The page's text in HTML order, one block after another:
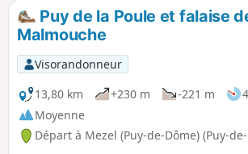
Puy de la Poule et falaise
Malmouche
Visorandonneur
13,80 km
+230 m -221 m
Moyenne
Départ à Mezel (Puy-de-Dôme) (Puy-